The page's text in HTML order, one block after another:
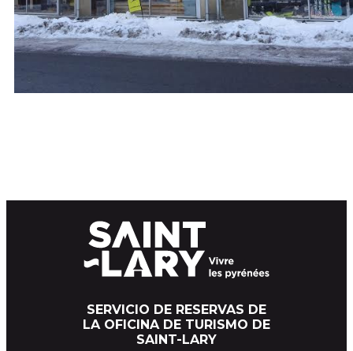
SERVICIO DE RESERVAS DE
LA OFICINA DE TURISMO DE
SAINT-LARY